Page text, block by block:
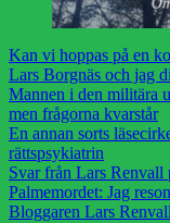
Kan vi hoppas på en
Lars Borgnäs och jag
Mannen i den militära
men frågorna kvarstår
En annan sorts
rättspsykiatrin
Svar från Lars Renvall
Palmemordet: Jag
Bloggaren Lars